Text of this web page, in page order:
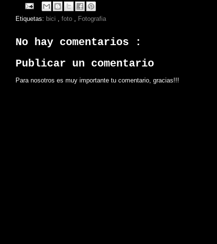
Etiquetas: bici foto Fotografia
No hay comentarios :
Publicar un comentario
Para nosotros es muy importante tu comentario, gracias!!!